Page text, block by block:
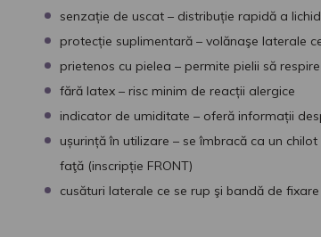
senzație de uscat – distribuție rapidă a
protecție suplimentară – volănaşe laterale
prietenos cu pielea – permite pielii să
fără latex – risc minim de reacții alergice
indicator de umiditate – oferă informații
ușurință în utilizare – se îmbracă ca un
faţă (inscripție FRONT)
cusături laterale ce se rup şi bandă de